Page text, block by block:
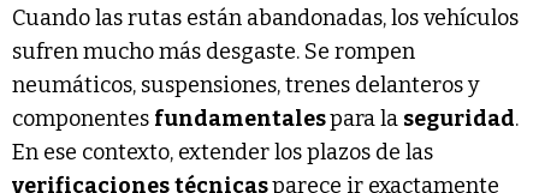
Cuando las rutas están abandonadas, los vehículos
sufren mucho más desgaste. Se rompen
neumáticos, suspensiones, trenes delanteros y
componentes fundamentalespara la seguridad.
En ese contexto, extender los plazos de las
verificacionestécnicasparece ir exactamente